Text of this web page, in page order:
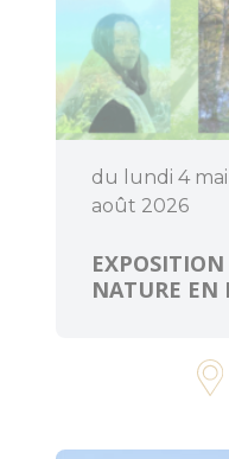
du lundi 4
août 2026
NATURE EN